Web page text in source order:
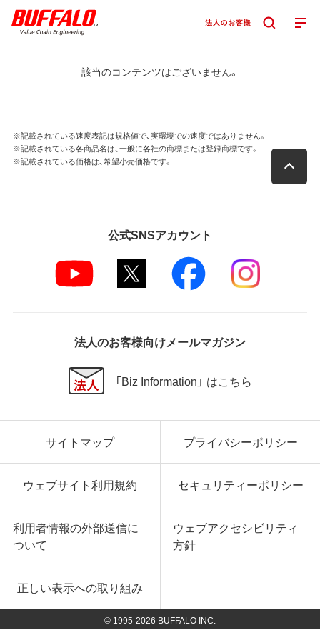
該当のコンテンツはございません。
※記載されている速度表記は規格値で、実環境での速度ではありません。
※記載されている各商品名は、一般に各社の商標または登録商標です。
※記載されている価格は、希望小売価格です。
公式SNSアカウント
法人のお客様向けメールマガジン
「Biz Information」 はこちら
サイトマップ プライバシーポリシー
ウェブサイト利用規約 セキュリティーポリシー
利用者情報の外部送信に
ついて
ウェブアクセシビリティ
方針
正しい表示への取り組み
© 1995-2026 BUFFALO INC.